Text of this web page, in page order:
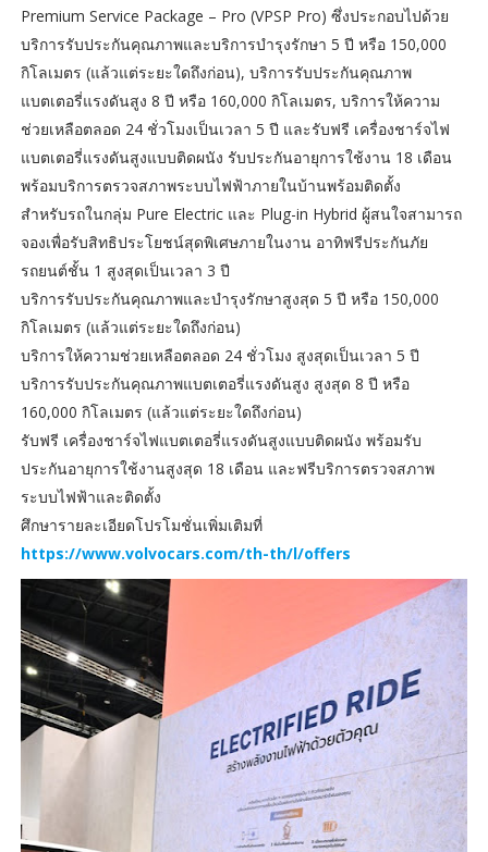
Premium Service Package – Pro (VPSP Pro) ซึ่งประกอบไปด้วย
บริการรับประกันคุณภาพและบริการบำรุงรักษา 5 ปี หรือ 150,000
กิโลเมตร (แล้วแต่ระยะใดถึงก่อน), บริการรับประกันคุณภาพ
แบตเตอรี่แรงดันสูง 8 ปี หรือ 160,000 กิโลเมตร, บริการให้ความ
ช่วยเหลือตลอด 24 ชั่วโมงเป็นเวลา 5 ปี และรับฟรี เครื่องชาร์จไฟ
แบตเตอรี่แรงดันสูงแบบติดผนัง รับประกันอายุการใช้งาน 18 เดือน
พร้อมบริการตรวจสภาพระบบไฟฟ้าภายในบ้านพร้อมติดตั้ง
สำหรับรถในกลุ่ม Pure Electric และ Plug-in Hybrid ผู้สนใจสามารถ
จองเพื่อรับสิทธิประโยชน์สุดพิเศษภายในงาน อาทิฟรีประกันภัย
รถยนต์ชั้น 1 สูงสุดเป็นเวลา 3 ปี
บริการรับประกันคุณภาพและบำรุงรักษาสูงสุด 5 ปี หรือ 150,000
กิโลเมตร (แล้วแต่ระยะใดถึงก่อน)
บริการให้ความช่วยเหลือตลอด 24 ชั่วโมง สูงสุดเป็นเวลา 5 ปี
บริการรับประกันคุณภาพแบตเตอรี่แรงดันสูง สูงสุด 8 ปี หรือ
160,000 กิโลเมตร (แล้วแต่ระยะใดถึงก่อน)
รับฟรี เครื่องชาร์จไฟแบตเตอรี่แรงดันสูงแบบติดผนัง พร้อมรับ
ประกันอายุการใช้งานสูงสุด 18 เดือน และฟรีบริการตรวจสภาพ
ระบบไฟฟ้าและติดตั้ง
ศึกษารายละเอียดโปรโมชั่นเพิ่มเติมที่
https://www.volvocars.com/th-th/l/offers